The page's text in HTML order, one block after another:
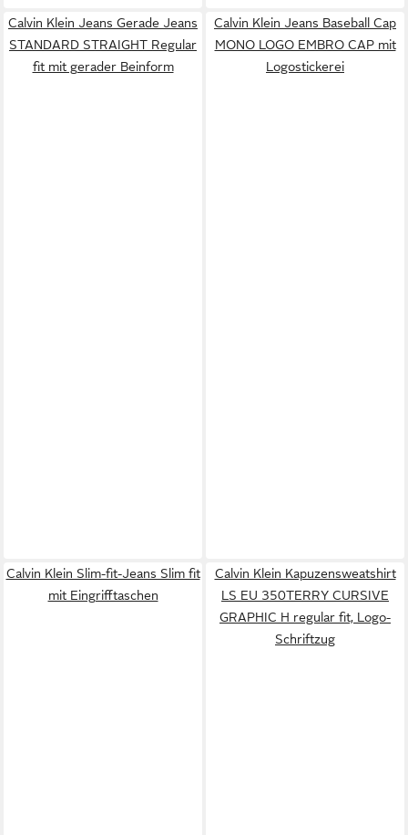
Calvin Klein Jeans Gerade Jeans
STANDARD STRAIGHT Regular
fit mit gerader Beinform
Calvin Klein Jeans Baseball Cap
MONO LOGO EMBRO CAP mit
Logostickerei
Calvin Klein Slim-fit-Jeans Slim fit
mit Eingrifftaschen
Calvin Klein Kapuzensweatshirt
LS EU 350TERRY CURSIVE
GRAPHIC H regular fit, Logo-
Schriftzug